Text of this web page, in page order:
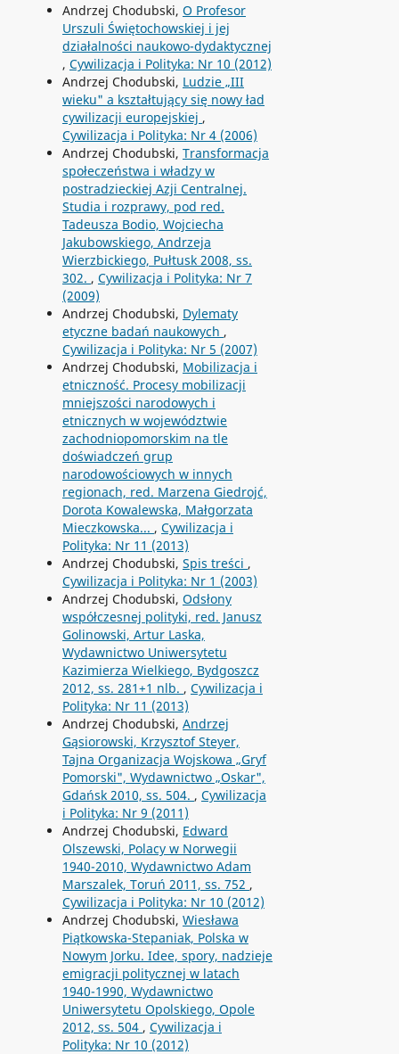
Andrzej Chodubski, O Profesor
Urszuli Świętochowskiej i jej
działalności naukowo-dydaktycznej
, Cywilizacja i Polityka: Nr 10 (2012)
Andrzej Chodubski, Ludzie „III
wieku" a kształtujący się nowy ład
cywilizacji europejskiej ,
Cywilizacja i Polityka: Nr 4 (2006)
Andrzej Chodubski, Transformacja
społeczeństwa i władzy w
postradzieckiej Azji Centralnej.
Studia i rozprawy, pod red.
Tadeusza Bodio, Wojciecha
Jakubowskiego, Andrzeja
Wierzbickiego, Pułtusk 2008, ss.
302. , Cywilizacja i Polityka: Nr 7
(2009)
Andrzej Chodubski, Dylematy
etyczne badań naukowych ,
Cywilizacja i Polityka: Nr 5 (2007)
Andrzej Chodubski, Mobilizacja i
etniczność. Procesy mobilizacji
mniejszości narodowych i
etnicznych w województwie
zachodniopomorskim na tle
doświadczeń grup
narodowościowych w innych
regionach, red. Marzena Giedrojć,
Dorota Kowalewska, Małgorzata
Mieczkowska... , Cywilizacja i
Polityka: Nr 11 (2013)
Andrzej Chodubski, Spis treści ,
Cywilizacja i Polityka: Nr 1 (2003)
Andrzej Chodubski, Odsłony
współczesnej polityki, red. Janusz
Golinowski, Artur Laska,
Wydawnictwo Uniwersytetu
Kazimierza Wielkiego, Bydgoszcz
2012, ss. 281+1 nlb. , Cywilizacja i
Polityka: Nr 11 (2013)
Andrzej Chodubski, Andrzej
Gąsiorowski, Krzysztof Steyer,
Tajna Organizacja Wojskowa „Gryf
Pomorski", Wydawnictwo „Oskar",
Gdańsk 2010, ss. 504. , Cywilizacja
i Polityka: Nr 9 (2011)
Andrzej Chodubski, Edward
Olszewski, Polacy w Norwegii
1940-2010, Wydawnictwo Adam
Marszalek, Toruń 2011, ss. 752 ,
Cywilizacja i Polityka: Nr 10 (2012)
Andrzej Chodubski, Wiesława
Piątkowska-Stepaniak, Polska w
Nowym Jorku. Idee, spory, nadzieje
emigracji politycznej w latach
1940-1990, Wydawnictwo
Uniwersytetu Opolskiego, Opole
2012, ss. 504 , Cywilizacja i
Polityka: Nr 10 (2012)